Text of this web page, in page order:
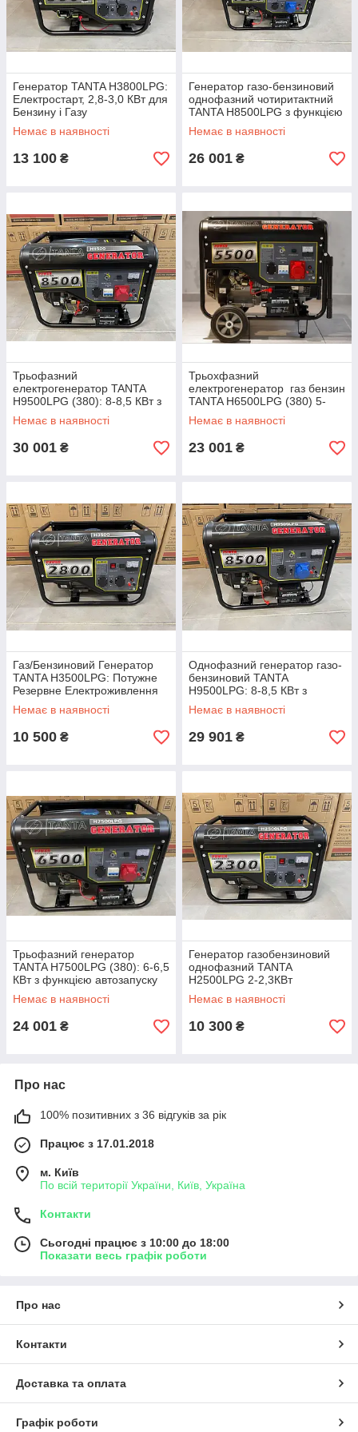
Генератор TANTA H3800LPG:
Електростарт, 2,8-3,0 КВт для
Бензину і Газу
Немає в наявності
13 100 ₴
Генератор газо-бензиновий
однофазний чотиритактний
TANTA H8500LPG з функцією
автозапуску
Немає в наявності
26 001 ₴
Трьофазний
електрогенератор TANTA
H9500LPG (380): 8-8,5 КВт з
функцією автозапуску для
офісу, магазину, салону
Немає в наявності
30 001 ₴
Трьохфазний
електрогенератор газ бензин
TANTA H6500LPG (380) 5-
5,5КВт з автозапуском
Немає в наявності
23 001 ₴
Газ/Бензиновий Генератор
TANTA H3500LPG: Потужне
Резервне Електроживлення
Немає в наявності
10 500 ₴
Однофазний генератор газо-
бензиновий TANTA
H9500LPG: 8-8,5 КВт з
функцією автозапуску та
двома розетками
Немає в наявності
29 901 ₴
Трьофазний генератор
TANTA H7500LPG (380): 6-6,5
КВт з функцією автозапуску
для забезпечення
електроживлення дому чи
Немає в наявності
24 001 ₴
Генератор газобензиновий
однофазний TANTA
H2500LPG 2-2,3КВт
працюють котли та колонки
Немає в наявності
10 300 ₴
Про нас
100% позитивних з 36 відгуків за рік
Працює з 17.01.2018
м. Київ
По всій території України, Київ, Україна
Контакти
Сьогодні працює з 10:00 до 18:00
Показати весь графік роботи
Про нас
Контакти
Доставка та оплата
Графік роботи